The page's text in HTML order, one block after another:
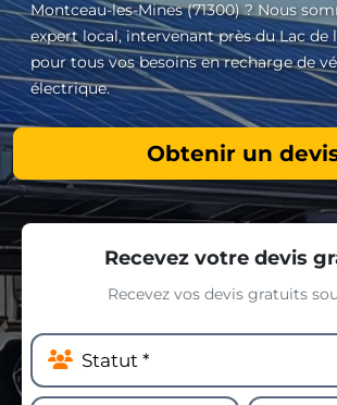
Montceau-les-Mines (71300) ? Nous
expert local, intervenant près du Lac de
pour tous vos besoins en recharge de
électrique.
Obtenir un
Recevez votre devis
Recevez vos devis gratuits